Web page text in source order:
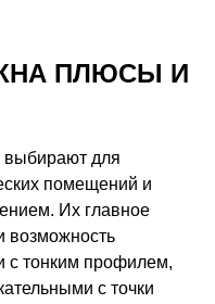
ПЛЮСЫ И
выбирают для
помещений и
Их главное
возможность
с тонким профилем,
с точки